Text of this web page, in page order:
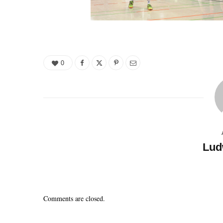
0
Comments are closed.